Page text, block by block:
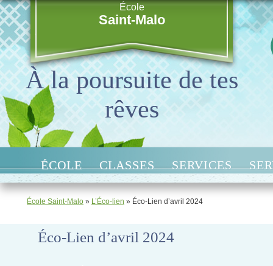
École
Saint-Malo
À la poursuite de tes
rêves
ÉCOLE CLASSES SERVICES
École Saint-Malo » L’Éco-lien » Éco-Lien d’avril 2024
Éco-Lien d’avril 2024